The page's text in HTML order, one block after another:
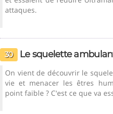
attaques.
30 Le squelette
On vient de découvrir le
vie et menacer les êtres
point faible ? C'est ce que va